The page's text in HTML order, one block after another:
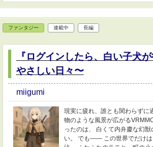
ファンタジー 連載中 長編
『ログインしたら、白い子犬
やさしい日々〜
miigumi
現実に疲れ、誰とも関わらずに
物のような風景が広がる
ったのは、 白くて内弁慶な幻
い。 でも―― この世界でだけは